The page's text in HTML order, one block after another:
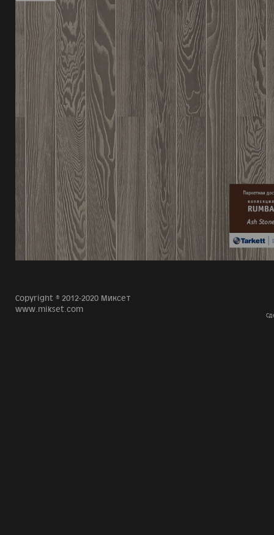
Copyright © 2012-2020 Миксет
www.mikset.com